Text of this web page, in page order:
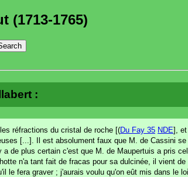
(1713-1765)
:
réfractions du cristal de roche [(Du Fay 35 NDE], et
[...]. Il est absolument faux que M. de Cassini
de plus certain c'est que M. de Maupertuis a pris
n'a tant fait de fracas pour sa dulcinée, il vient
le fera graver ; j'aurais voulu qu'on eût mis dans le